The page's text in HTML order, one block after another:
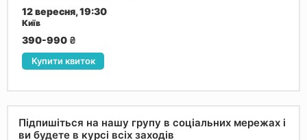
12 вересня, 19:30
Київ
390-990 ₴
Купити квиток
Підпишіться на нашу групу в соціальних мережах і
ви будете в курсі всіх заходів